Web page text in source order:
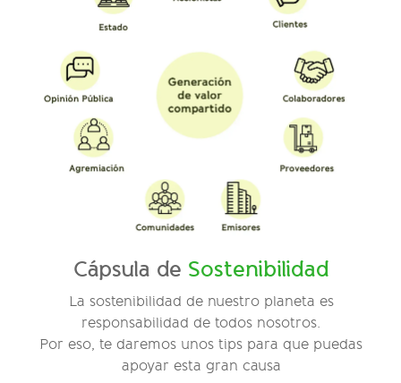
Cápsula de Sostenibilidad
La sostenibilidad de nuestro planeta es
responsabilidad de todos nosotros.
Por eso, te daremos unos tips para que puedas
apoyar esta gran causa